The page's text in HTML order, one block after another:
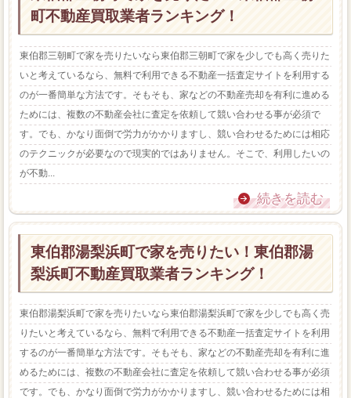
町不動産買取業者ランキング！
東伯郡三朝町で家を売りたいなら東伯郡三朝町で家を少しでも高く売りた
いと考えているなら、無料で利用できる不動産一括査定サイトを利用する
のが一番簡単な方法です。そもそも、家などの不動産売却を有利に進める
ためには、複数の不動産会社に査定を依頼して競い合わせる事が必須で
す。でも、かなり面倒で労力がかかりますし、競い合わせるためには相応
のテクニックが必要なので現実的ではありません。そこで、利用したいの
が不動...
続きを読む
東伯郡湯梨浜町で家を売りたい！東伯郡湯
梨浜町不動産買取業者ランキング！
東伯郡湯梨浜町で家を売りたいなら東伯郡湯梨浜町で家を少しでも高く売
りたいと考えているなら、無料で利用できる不動産一括査定サイトを利用
するのが一番簡単な方法です。そもそも、家などの不動産売却を有利に進
めるためには、複数の不動産会社に査定を依頼して競い合わせる事が必須
です。でも、かなり面倒で労力がかかりますし、競い合わせるためには相